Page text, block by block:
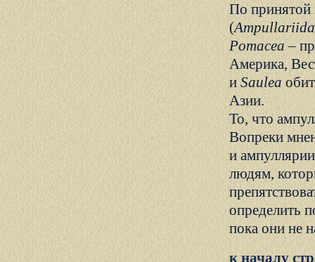
По принятой
(
Pomacea –
Америка,
и Saulea
Азии.
То, что
Вопреки
и
людям,
определить
пока они не
к началу